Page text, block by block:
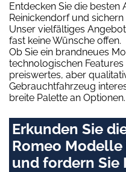
Entdecken Sie die
Reinickendorf und
Unser vielfältiges
fast keine Wünsche offen.
Ob Sie ein brandneues
technologischen
preiswertes, aber
Gebrauchtfahrzeug
breite Palette an Optionen.
Erkunden Sie
Romeo
und fordern Sie